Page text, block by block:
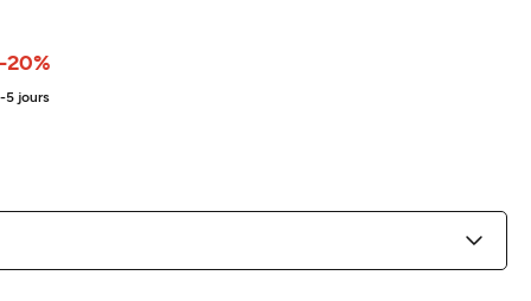
-20%
5 jours